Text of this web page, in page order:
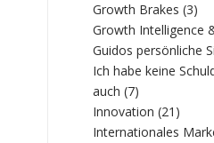
Growth Brakes (3)
Growth Intelligence
Guidos persönliche
Ich habe keine
auch (7)
Innovation (21)
Internationales